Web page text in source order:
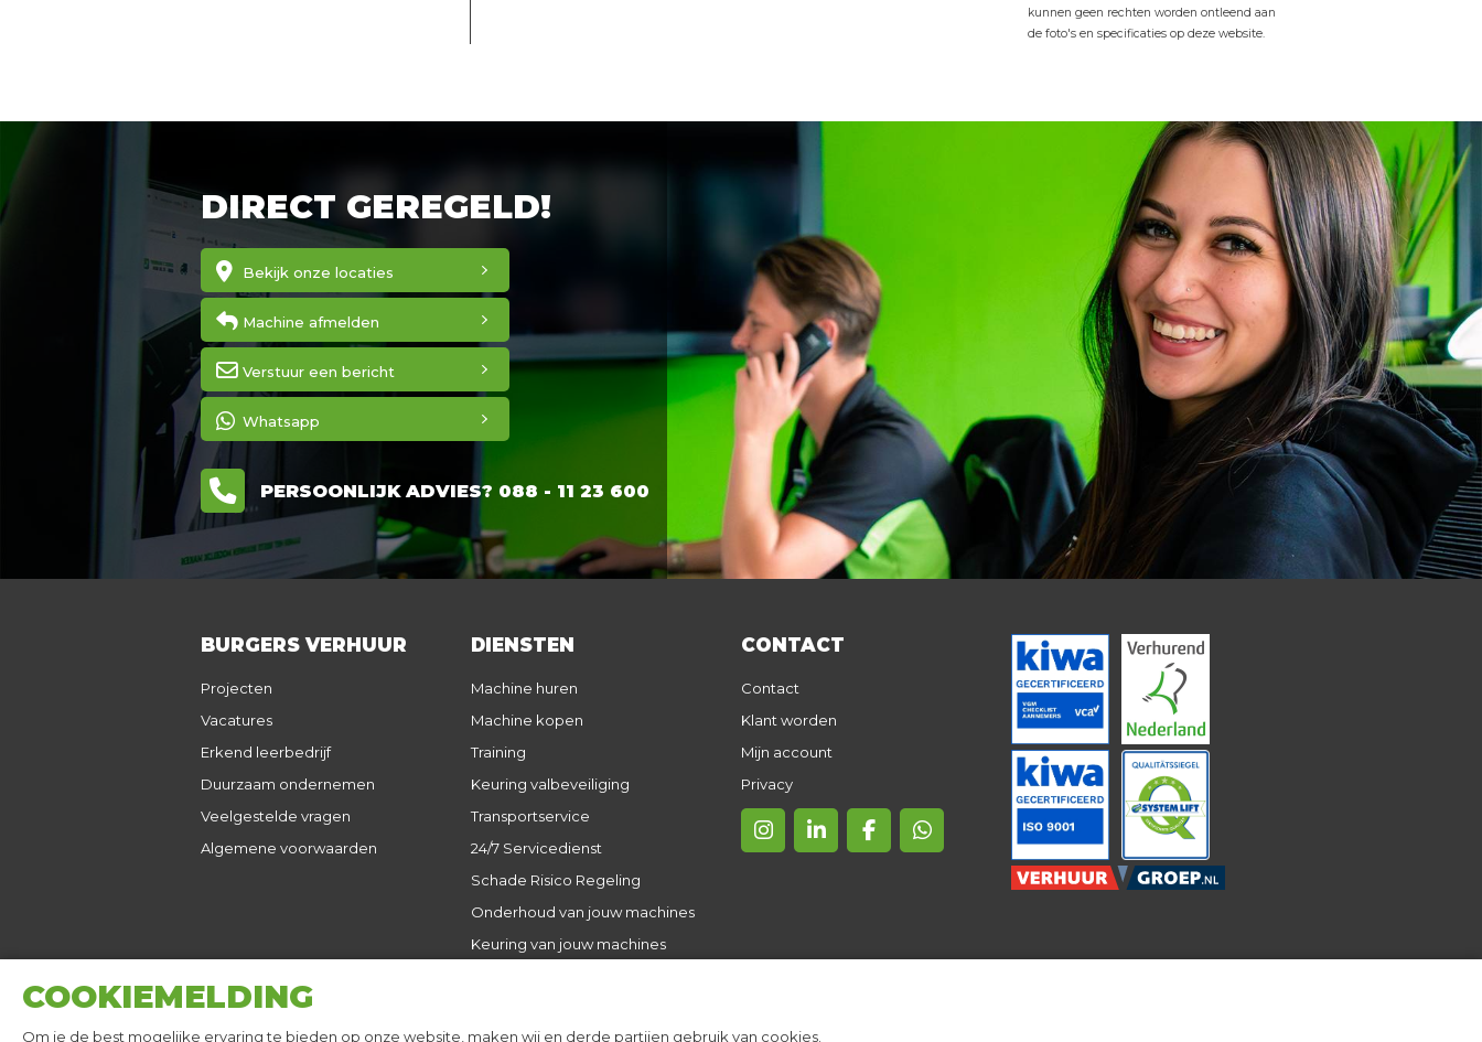
kunnen geen rechten worden ontleend aan
de foto's en specificaties op deze website.
DIRECT GEREGELD!
Bekijk onze locaties
Machine afmelden
Verstuur een bericht
Whatsapp
PERSOONLIJK ADVIES? 088 - 11 23 600
BURGERS VERHUUR
Projecten
Vacatures
Erkend leerbedrijf
Duurzaam ondernemen
Veelgestelde vragen
Algemene voorwaarden
DIENSTEN
Machine huren
Machine kopen
Training
Keuring valbeveiliging
Transportservice
24/7 Servicedienst
Schade Risico Regeling
Onderhoud van jouw machines
Keuring van jouw machines
CONTACT
Contact
Klant worden
Mijn account
Privacy
COOKIEMELDING
Om je de best mogelijke ervaring te bieden op onze website, maken wij en derde partijen gebruik van cookies.